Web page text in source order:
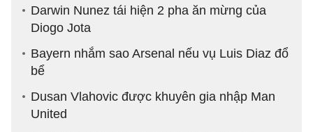
Darwin Nunez tái hiện 2 pha ăn mừng của
Diogo Jota
Bayern nhắm sao Arsenal nếu vụ Luis Diaz đổ
bể
Dusan Vlahovic được khuyên gia nhập Man
United